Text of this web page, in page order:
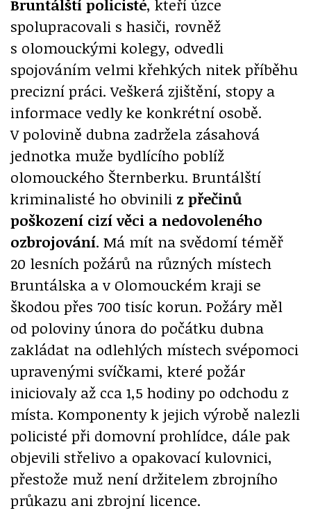
Bruntálští policisté, kteří úzce
spolupracovali s hasiči, rovněž
s olomouckými kolegy, odvedli
spojováním velmi křehkých nitek příběhu
precizní práci. Veškerá zjištění, stopy a
informace vedly ke konkrétní osobě.
V polovině dubna zadržela zásahová
jednotka muže bydlícího poblíž
olomouckého Šternberku. Bruntálští
kriminalisté ho obvinili z přečinů
poškození cizí věci a nedovoleného
ozbrojování. Má mít na svědomí téměř
20 lesních požárů na různých místech
Bruntálska a v Olomouckém kraji se
škodou přes 700 tisíc korun. Požáry měl
od poloviny února do počátku dubna
zakládat na odlehlých místech svépomoci
upravenými svíčkami, které požár
iniciovaly až cca 1,5 hodiny po odchodu z
místa. Komponenty k jejich výrobě nalezli
policisté při domovní prohlídce, dále pak
objevili střelivo a opakovací kulovnici,
přestože muž není držitelem zbrojního
průkazu ani zbrojní licence.